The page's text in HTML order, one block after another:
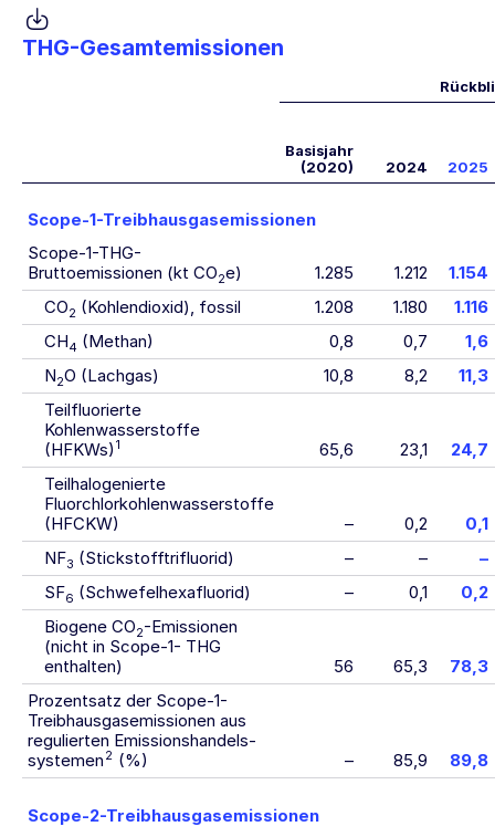
THG-Gesamtemissionen
Basisjahr
(2020)
2024 2025
Scope-1-Treibhausgasemissionen
Scope-1-THG-
Bruttoemissionen (kt CO2e) 1.285 1.212
1.154
CO2 (Kohlendioxid), fossil 1.208 1.180
1.116
CH4 (Methan) 0,8 0,7
1,6
N2O (Lachgas) 10,8 8,2
11,3
Teilfluorierte
Kohlenwasserstoffe
(HFKWs) 1 65,6 23,1
24,7
Teilhalogenierte
Fluorchlorkohlenwasserstoffe
(HFCKW)
– 0,2
0,1
NF3 (Stickstofftrifluorid) – –
–
SF6 (Schwefelhexafluorid) – 0,1
0,2
Biogene CO2-Emissionen
(nicht in Scope-1- THG
enthalten)
56 65,3
78,3
Prozentsatz der Scope-1-
Treibhausgasemissionen aus
regulierten Emissions­handels­
systemen 2 (%) – 85,9 89,8
Scope-2-Treibhausgasemissionen